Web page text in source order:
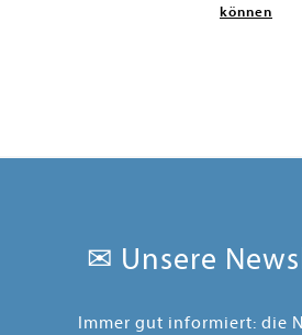
können
✉ Unsere
Immer gut informiert: die